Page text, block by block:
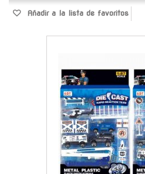
Añadir a la lista de favoritos